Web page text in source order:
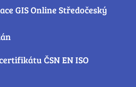
GIS Online Středočeský
ČSN EN ISO